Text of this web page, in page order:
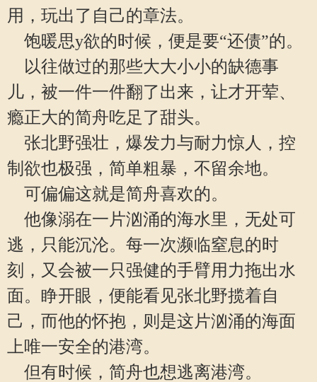
用，玩出了自己的章法。
饱暖思y欲的时候，便是要“还债”的。
以往做过的那些大大小小的缺德事
儿，被一件一件翻了出来，让才开荤、
瘾正大的简舟吃足了甜头。
张北野强壮，爆发力与耐力惊人，控
制欲也极强，简单粗暴，不留余地。
可偏偏这就是简舟喜欢的。
他像溺在一片汹涌的海水里，无处可
逃，只能沉沦。每一次濒临窒息的时
刻，又会被一只强健的手臂用力拖出水
面。睁开眼，便能看见张北野揽着自
己，而他的怀抱，则是这片汹涌的海面
上唯一安全的港湾。
但有时候，简舟也想逃离港湾。